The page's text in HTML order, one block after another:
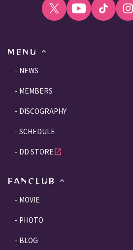
MENU
NEWS
MEMBERS
DISCOGRAPHY
SCHEDULE
DD STOREopen_in_new
FANCLUB
MOVIE
PHOTO
BLOG